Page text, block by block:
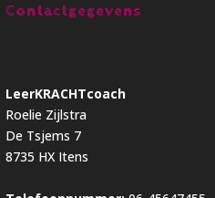
Contactgegevens
LeerKRACHTcoach
Roelie Zijlstra
De Tsjems 7
8735 HX Itens